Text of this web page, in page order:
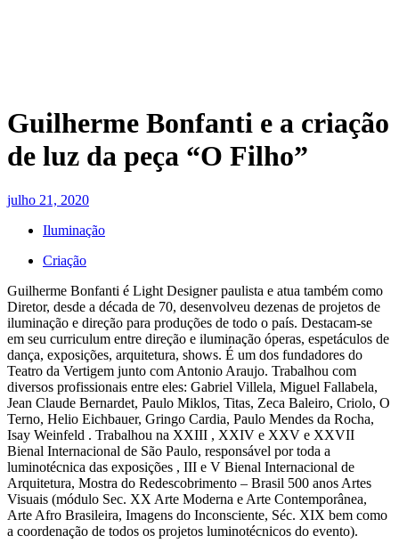
Guilherme Bonfanti e a criação
de luz da peça “O Filho”
julho 21, 2020
Iluminação
Criação
Guilherme Bonfanti é Light Designer paulista e atua também como
Diretor, desde a década de 70, desenvolveu dezenas de projetos de
iluminação e direção para produções de todo o país. Destacam-se
em seu curriculum entre direção e iluminação óperas, espetáculos de
dança, exposições, arquitetura, shows. É um dos fundadores do
Teatro da Vertigem junto com Antonio Araujo. Trabalhou com
diversos profissionais entre eles: Gabriel Villela, Miguel Fallabela,
Jean Claude Bernardet, Paulo Miklos, Titas, Zeca Baleiro, Criolo, O
Terno, Helio Eichbauer, Gringo Cardia, Paulo Mendes da Rocha,
Isay Weinfeld . Trabalhou na XXIII , XXIV e XXV e XXVII
Bienal Internacional de São Paulo, responsável por toda a
luminotécnica das exposições , III e V Bienal Internacional de
Arquitetura, Mostra do Redescobrimento – Brasil 500 anos Artes
Visuais (módulo Sec. XX Arte Moderna e Arte Contemporânea,
Arte Afro Brasileira, Imagens do Inconsciente, Séc. XIX bem como
a coordenação de todos os projetos luminotécnicos do evento).